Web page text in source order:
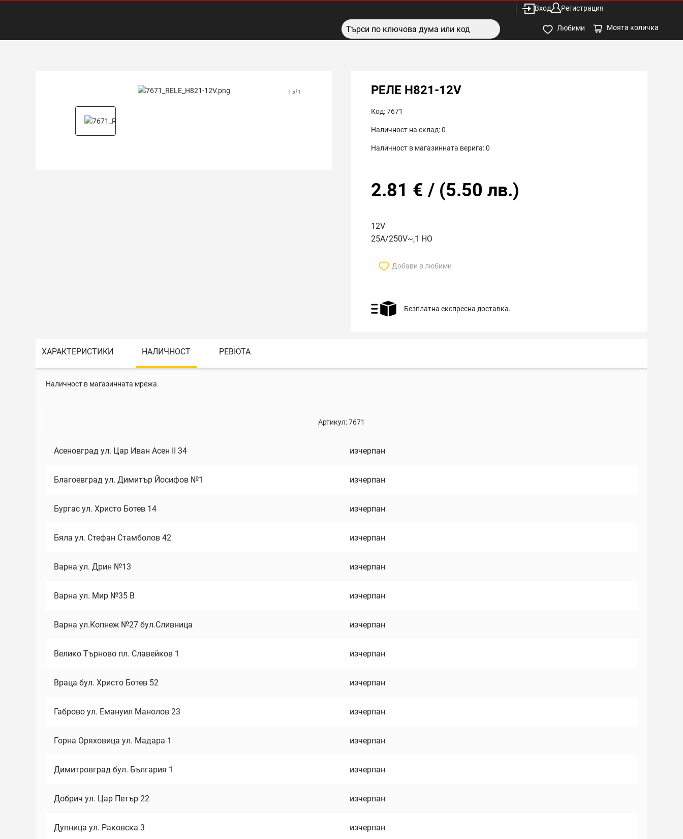
Вход Регистрация
Любими Моята количка
1 of 1 РЕЛЕ H821-12V
Код:7671
Наличност на склад:0
Наличност в магазинната верига:0
2.81 € / (5.50 лв.)
12V
25A/250V~,1 НО
Добави в любими
Безплатна експресна доставка.
ХАРАКТЕРИСТИКИ НАЛИЧНОСТ РЕВЮТА
Наличност в магазинната мрежа
Артикул:7671
Асеновград ул. Цар Иван Асен II 34 изчерпан
Благоевград ул. Димитър Йосифов №1 изчерпан
Бургас ул. Христо Ботев 14 изчерпан
Бяла ул. Стефан Стамболов 42 изчерпан
Варна ул. Дрин №13 изчерпан
Варна ул. Мир №35 В изчерпан
Варна ул.Копнеж №27 бул.Сливница изчерпан
Велико Търново пл. Славейков 1 изчерпан
Враца бул. Христо Ботев 52 изчерпан
Габрово ул. Емануил Манолов 23 изчерпан
Горна Оряховица ул. Мадара 1 изчерпан
Димитровград бул. България 1 изчерпан
Добрич ул. Цар Петър 22 изчерпан
Дупница ул. Раковска 3 изчерпан